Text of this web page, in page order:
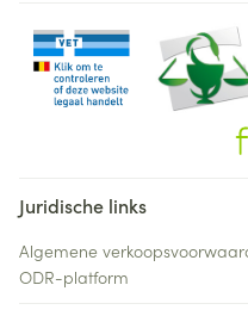
Juridische links
Algemene
ODR-platform